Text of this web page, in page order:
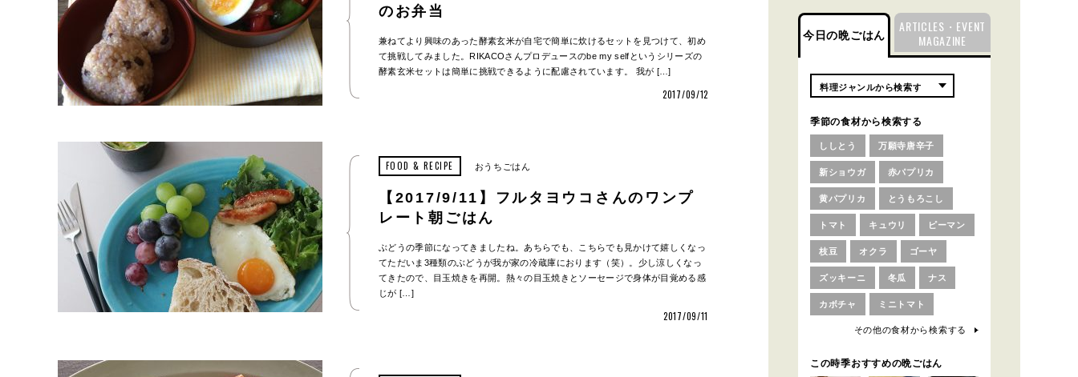
のお弁当
兼ねてより興味のあった酵素玄米が自宅で簡単に炊けるセットを見つけて、初め
て挑戦してみました。RIKACOさんプロデュースのbe my selfというシリーズの
酵素玄米セットは簡単に挑戦できるように配慮されています。 我が […]
2017/09/12
FOOD & RECIPE おうちごはん
【2017/9/11】フルタヨウコさんのワンプ
レート朝ごはん
ぶどうの季節になってきましたね。あちらでも、こちらでも見かけて嬉しくなっ
てただいま3種類のぶどうが我が家の冷蔵庫におります（笑）。少し涼しくなっ
てきたので、目玉焼きを再開。熱々の目玉焼きとソーセージで身体が目覚める感
じが […]
2017/09/11
今日の晩ごはん
ARTICLES・EVENT
MAGAZINE
季節の食材から検索する
ししとう 万願寺唐辛子
新ショウガ 赤パプリカ
黄パプリカ とうもろこし
トマト キュウリ ピーマン
枝豆 オクラ ゴーヤ
ズッキーニ 冬瓜 ナス
カボチャ ミニトマト
その他の食材から検索する
この時季おすすめの晩ごはん